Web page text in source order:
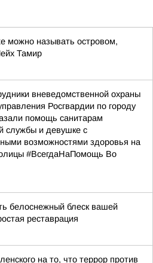
можно называть островом,
Тамир
вневедомственной охраны
Росгвардии по городу
помощь санитарам
службы и девушке с
возможностями здоровья на
#ВсегдаНаПомощь Во
белоснежный блеск вашей
реставрация
на то, что террор против